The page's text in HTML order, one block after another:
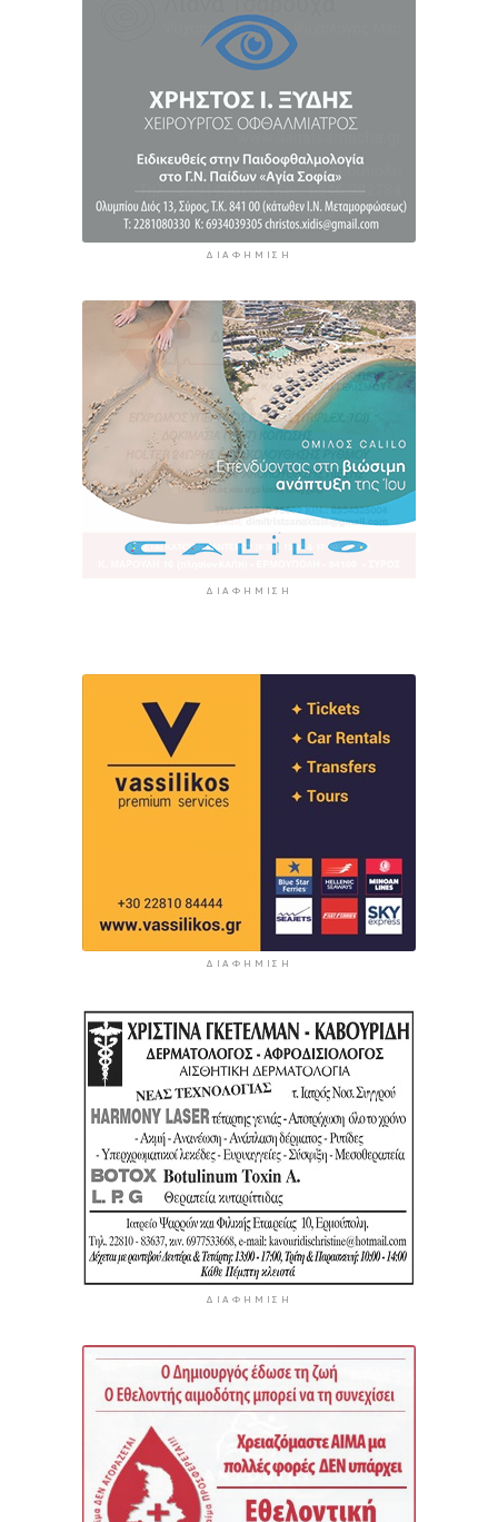
ΔΙΑΦΉΜΙΣΗ
ΔΙΑΦΉΜΙΣΗ
ΔΙΑΦΉΜΙΣΗ
ΔΙΑΦΉΜΙΣΗ